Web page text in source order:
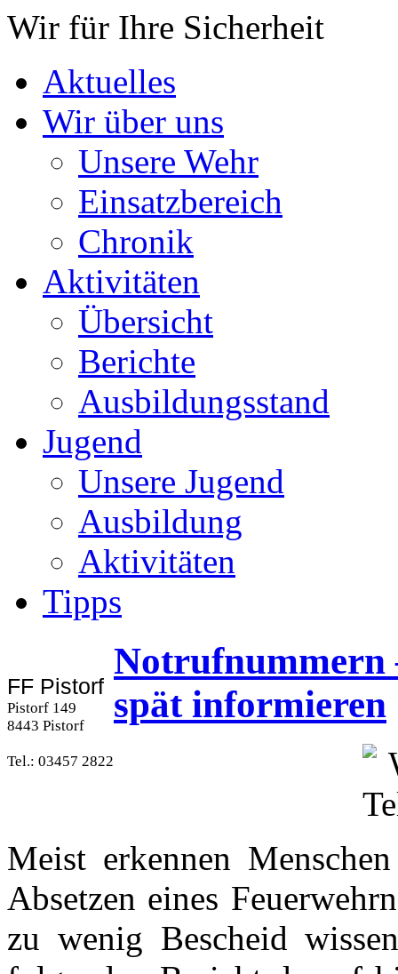
Wir für Ihre Sicherheit
Aktuelles
Wir über uns
Unsere Wehr
Einsatzbereich
Chronik
Aktivitäten
Übersicht
Berichte
Ausbildungsstand
Jugend
Unsere Jugend
Ausbildung
Aktivitäten
Tipps
FF Pistorf
Pistorf 149
8443 Pistorf
Tel.: 03457 2822
Notrufnummern
spät informieren
Meist erkennen
Absetzen eines
zu wenig Bescheid